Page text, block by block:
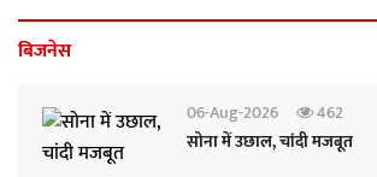
बिजनेस
06-Aug-2026
462
सोना में उछाल, चांदी मजबूत